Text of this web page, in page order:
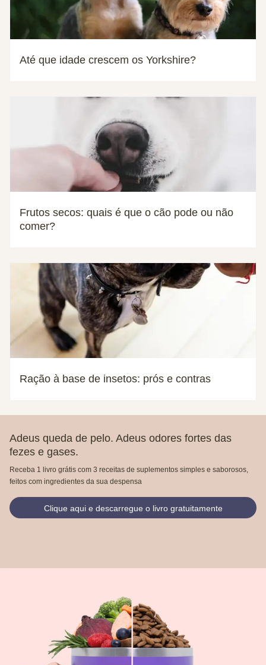
Até que idade crescem os Yorkshire?
Frutos secos: quais é que o cão pode ou não
comer?
Ração à base de insetos: prós e contras
Adeus queda de pelo. Adeus odores fortes das
fezes e gases.
Receba 1 livro grátis com 3 receitas de suplementos simples e saborosos,
feitos com ingredientes da sua despensa
Clique aqui e descarregue o livro gratuitamente